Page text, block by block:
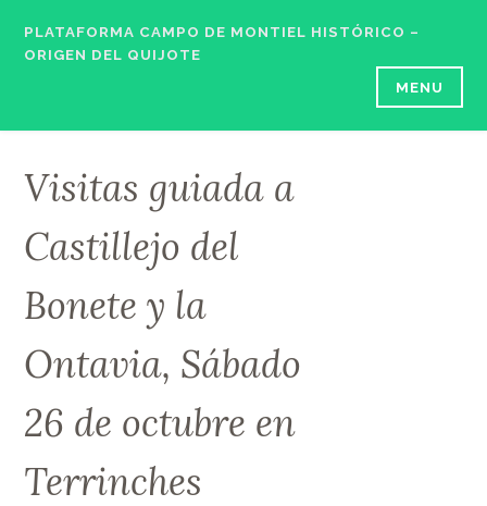
content
PLATAFORMA CAMPO DE MONTIEL HISTÓRICO –
ORIGEN DEL QUIJOTE
MENU
Visitas guiada a
Castillejo del
Bonete y la
Ontavia, Sábado
26 de octubre en
Terrinches